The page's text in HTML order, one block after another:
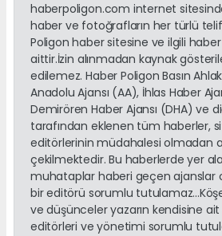
haberpoligon.com internet
haber ve fotoğrafların her türlü telif
Poligon haber sitesine ve ilgili haber
aittir.İzin alınmadan kaynak
edilemez. Haber Poligon Basın
Anadolu Ajansı (AA), İhlas Haber
Demirören Haber Ajansı (DHA) ve
tarafından eklenen tüm haberler,
editörlerinin müdahalesi olmadan
çekilmektedir. Bu haberlerde yer
muhataplar haberi geçen ajanslar
bir editörü sorumlu
ve düşünceler yazarın kendisine
editörleri ve yönetimi sorumlu